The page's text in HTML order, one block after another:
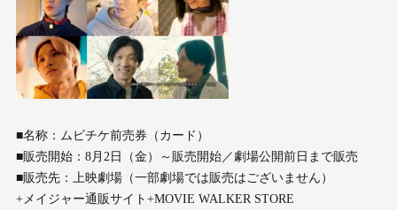
■名称：ムビチケ前売券（カード）
■販売開始：8月2日（金）～販売開始／劇場公開前日まで販売
■販売先：上映劇場（一部劇場では販売はございません）
+メイジャー通販サイト+MOVIE WALKER STORE